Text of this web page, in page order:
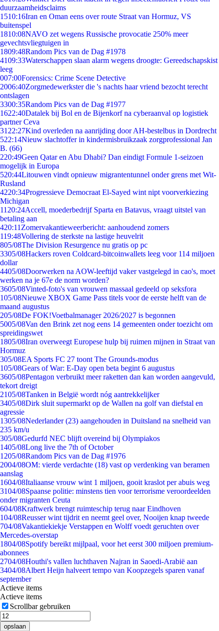
duurzaamheidsclaims
1510:16Iran en Oman eens over route Straat van Hormuz, VS
buitenspel
1810:08NAVO zet wegens Russische provocatie 250% meer
gevechtsvliegtuigen in
1809:48Random Pics van de Dag #1978
4109:33Waterschappen slaan alarm wegens droogte: Gereedschapskist
leeg
007:00Forensics: Crime Scene Detective
2006:40Zorgmedewerkster die 's nachts haar vriend bezocht terecht
ontslagen
3300:35Random Pics van de Dag #1977
1622:40Datalek bij Bol en de Bijenkorf na cyberaanval op logistiek
partner Ceva
31 22:27Kind overleden na aanrijding door AH-bestelbus in Dordrecht
522:14Nieuw slachtoffer in kindermisbruikzaak zorgprofessional Jan
B. (66)
220:49Geen Qatar en Abu Dhabi? Dan eindigt Formule 1-seizoen
mogelijk in Europa
520:44Litouwen vindt opnieuw migrantentunnel onder grens met Wit-
Rusland
4220:34Progressieve Democraat El-Sayed wint nipt voorverkiezing
Michigan
11 20:24Accell, moederbedrijf Sparta en Batavus, vraagt uitstel van
betaling aan
420:11 Zomervakantieweerbericht: aanhoudend zomers
119:48Vollering de sterkste na lastige heuvelrit
805/08The Division Resurgence nu gratis op pc
3305/08Hackers roven Coldcard-bitcoinwallets leeg voor 114 miljoen
dollar
4405/08Doorwerken na AOW-leeftijd vaker vastgelegd in cao's, moet
werken na je 67e de norm worden?
3605/08Vinted-foto's van vrouwen massaal gedeeld op seksfora
105/08Nieuwe XBOX Game Pass titels voor de eerste helft van de
maand augustus
205/08De FOK!Voetbalmanager 2026/2027 is begonnen
5005/08Van den Brink zet nog eens 14 gemeenten onder toezicht om
spreidingswet
1805/08Iran overweegt Europese hulp bij ruimen mijnen in Straat van
Hormuz
305/08EA Sports FC 27 toont The Grounds-modus
105/08Gears of War: E-Day open beta begint 6 augustus
3605/08Pentagon verbruikt meer raketten dan kan worden aangevuld,
tekort dreigt
2105/08Tanken in België wordt nóg aantrekkelijker
3405/08Dirk sluit supermarkt op de Wallen na golf van diefstal en
agressie
1305/08Nederlander (23) aangehouden in Duitsland na snelheid van
235 km/u
305/08Gedurfd NEC blijft overeind bij Olympiakos
1405/08Long live the 7th of October
1205/08Random Pics van de Dag #1976
2004/08OM: vierde verdachte (18) vast op verdenking van beramen
aanslag
1604/08Italiaanse vrouw wint 1 miljoen, gooit kraslot per abuis weg
3104/08Spaanse politie: minstens tien voor terrorisme veroordeelden
onder migranten Ceuta
604/08Kraftwerk brengt ruimteschip terug naar Eindhoven
104/08Reusser wint tijdrit en neemt geel over, Nooijen knap tweede
704/08Vakantiekiekje Verstappen en Wolff voedt geruchten over
Mercedes-overstap
1804/08Spotify bereikt mijlpaal, voor het eerst 300 miljoen premium-
abonnees
2704/08Houthi's vallen luchthaven Najran in Saoedi-Arabië aan
3404/08Albert Heijn halveert tempo van Koopzegels sparen vanaf
september
Actieve items
Actieve items
Scrollbar gebruiken
opslaan